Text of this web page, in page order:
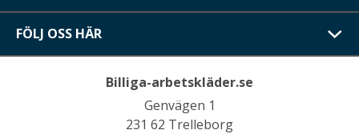
FÖLJ OSS HÄR
Billiga-arbetskläder.se
Genvägen 1
231 62 Trelleborg